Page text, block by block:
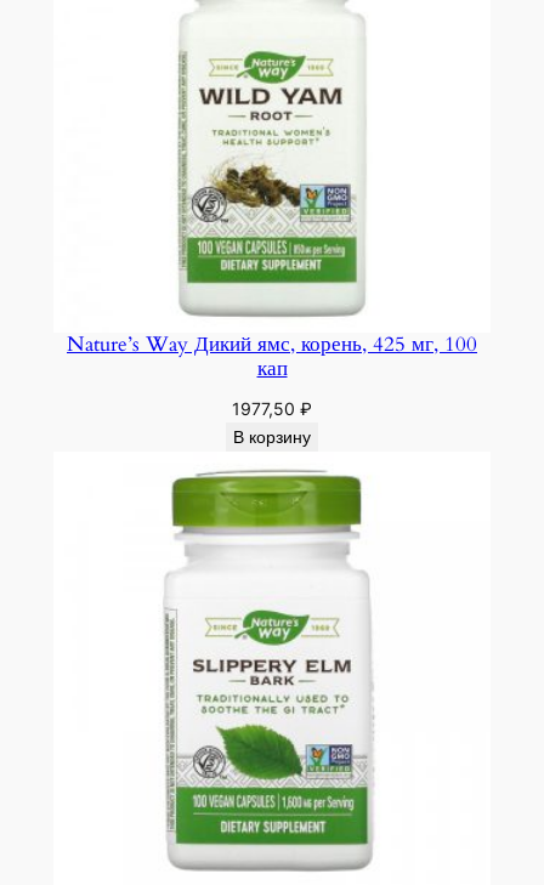
Nature’s Way Дикий ямс, корень, 425 мг, 100
кап
1977,50 ₽
В корзину